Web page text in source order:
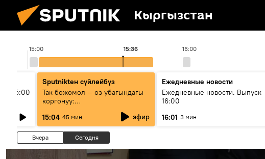
Кыргызстан
15:00 16:00
15:36
15:00
Sputnikteн сүйлөйбүз
Так божомол — өз убагындагы
коргонуу:
гидрометеорологиялык кызмат
кантип өркүндөтүлүүдө
15:04 45 мин эфир
Ежедневные новости
Ежедневные новости. Выпуск
16:00
16:01 3 мин
Вчера Сегодня